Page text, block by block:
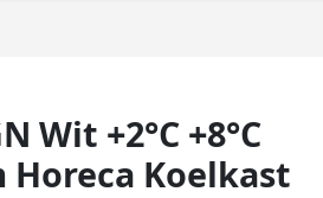
Wit +2°C +8°C
Horeca Koelkast